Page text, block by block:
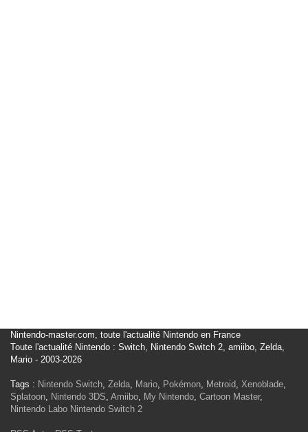
Nintendo-master.com, toute l'actualité Nintendo en France
Toute l'actualité Nintendo : Switch, Nintendo Switch 2, amiibo, Zelda,
Mario - 2003-2026
Tags : Nintendo Switch, Zelda, Mario, Pokémon, Metroid, Xenoblade,
Splatoon, Nintendo 3DS, Amiibo, My Nintendo, Cartoon Master,
Nintendo Labo Nintendo Switch 2